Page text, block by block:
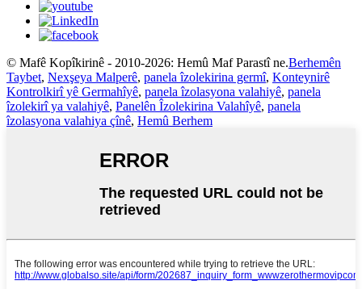
© Mafê Kopîkirinê - 2010-2026: Hemû Maf Parastî ne.Berhemên
Taybet, Nexşeya Malperê, panela îzolekirina germî, Konteynirê
Kontrolkirî yê Germahîyê, panela îzolasyona valahiyê, panela
îzolekirî ya valahiyê, Panelên Îzolekirina Valahîyê, panela
îzolasyona valahiya çînê, Hemû Berhem